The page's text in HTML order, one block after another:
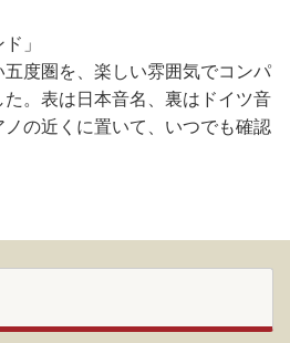
」
度圏を、楽しい雰囲気でコンパ
。表は日本音名、裏はドイツ音
の近くに置いて、いつでも確認